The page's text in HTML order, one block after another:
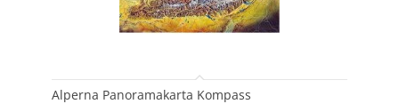
Alperna Panoramakarta Kompass